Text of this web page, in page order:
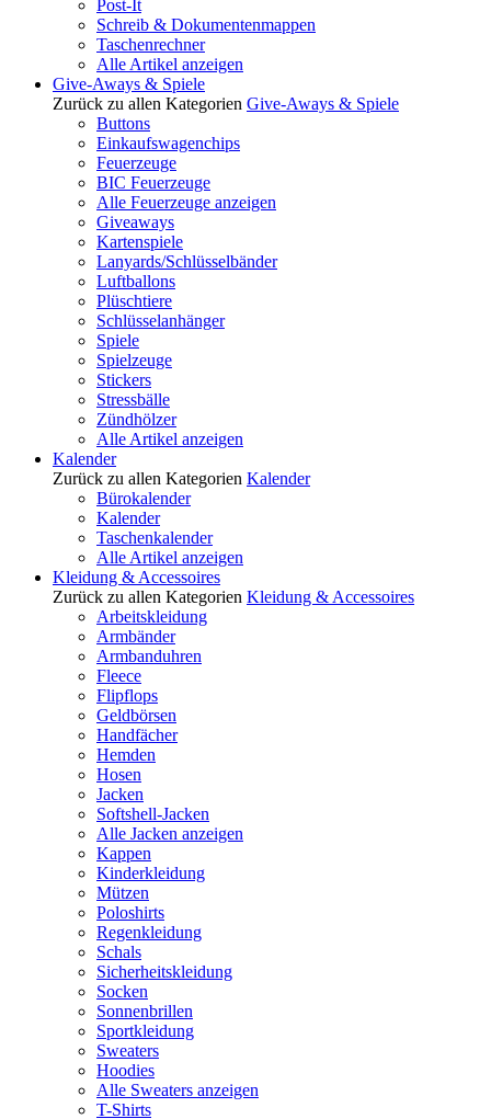
Post-It
Schreib & Dokumentenmappen
Taschenrechner
Alle Artikel anzeigen
Give-Aways & Spiele
Zurück zu allen Kategorien Give-Aways & Spiele
Buttons
Einkaufswagenchips
Feuerzeuge
BIC Feuerzeuge
Alle Feuerzeuge anzeigen
Giveaways
Kartenspiele
Lanyards/Schlüsselbänder
Luftballons
Plüschtiere
Schlüsselanhänger
Spiele
Spielzeuge
Stickers
Stressbälle
Zündhölzer
Alle Artikel anzeigen
Kalender
Zurück zu allen Kategorien Kalender
Bürokalender
Kalender
Taschenkalender
Alle Artikel anzeigen
Kleidung & Accessoires
Zurück zu allen Kategorien Kleidung & Accessoires
Arbeitskleidung
Armbänder
Armbanduhren
Fleece
Flipflops
Geldbörsen
Handfächer
Hemden
Hosen
Jacken
Softshell-Jacken
Alle Jacken anzeigen
Kappen
Kinderkleidung
Mützen
Poloshirts
Regenkleidung
Schals
Sicherheitskleidung
Socken
Sonnenbrillen
Sportkleidung
Sweaters
Hoodies
Alle Sweaters anzeigen
T-Shirts